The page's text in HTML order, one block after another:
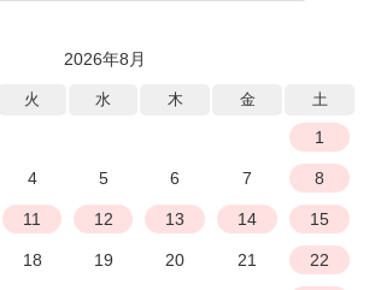
2026年8月
火 水 木 金 土
1
4 5 6 7 8
11 12 13 14 15
18 19 20 21 22